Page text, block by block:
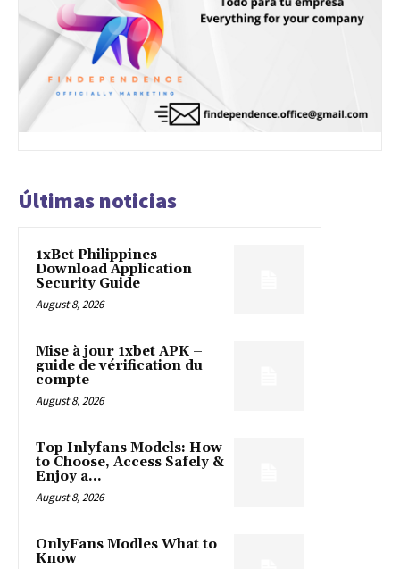
Últimas noticias
1xBet Philippines
Download Application
Security Guide
August 8, 2026
Mise à jour 1xbet APK –
guide de vérification du
compte
August 8, 2026
Top Inlyfans Models: How
to Choose, Access Safely &
Enjoy a...
August 8, 2026
OnlyFans Modles What to
Know